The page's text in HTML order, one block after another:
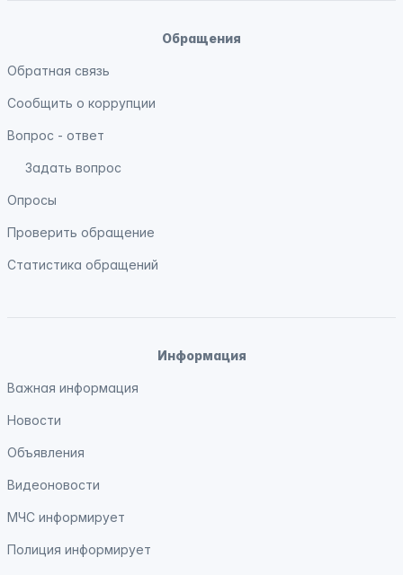
Обращения
Обратная связь
Сообщить о коррупции
Вопрос - ответ
Задать вопрос
Опросы
Проверить обращение
Статистика обращений
Информация
Важная информация
Новости
Объявления
Видеоновости
МЧС информирует
Полиция информирует